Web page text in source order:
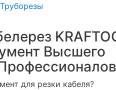
Высшего
для резки кабеля?